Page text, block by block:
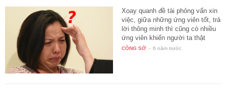
Xoay quanh đề tài phỏng vấn xin
việc, giữa những ứng viên tốt, trả
lời thông minh thì cũng có nhiều
ứng viên khiến người ta thật
sự…
CÔNG SỞ - 6 năm trước